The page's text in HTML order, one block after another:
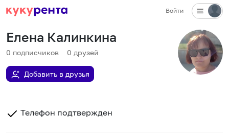
Войти
Елена Калинкина
0 подписчиков 0 друзей
Добавить в друзья
Телефон подтвержден